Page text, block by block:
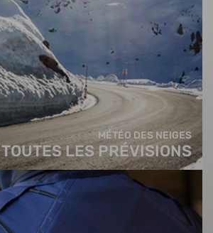
MÉTÉO DES NEIGES
TOUTES LES PRÉVISIONS